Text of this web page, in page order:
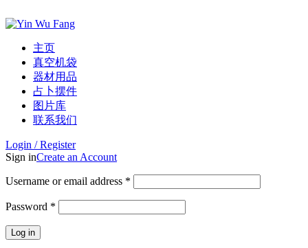
主页
真空机袋
器材用品
占卜摆件
图片库
联系我们
Login / Register
Sign inCreate an Account
Username or email address *
Password *
Log in